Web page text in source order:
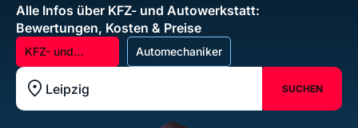
Alle Infos über KFZ- und Autowerkstatt:
Bewertungen, Kosten & Preise
KFZ- und
Autowerkstatt
Automechaniker
Standort z.B. Frankfurt am Main
SUCHEN